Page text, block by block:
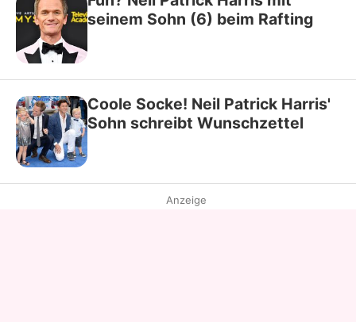
seinem Sohn (6) beim Rafting
Coole Socke! Neil Patrick Harris'
Sohn schreibt Wunschzettel
Anzeige